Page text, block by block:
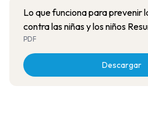
Lo que funciona para prevenir
contra las niñas y los niños
PDF
Descargar